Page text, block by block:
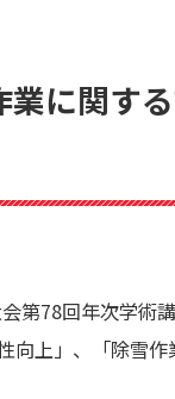
に関す
第78回年次学術
上」、「除雪